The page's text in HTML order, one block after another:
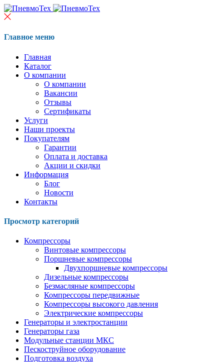
Главное меню
Главная
Каталог
О компании
О компании
Вакансии
Отзывы
Сертификаты
Услуги
Наши проекты
Покупателям
Гарантии
Оплата и доставка
Акции и скидки
Информация
Блог
Новости
Контакты
Просмотр категорий
Компрессоры
Винтовые компрессоры
Поршневые компрессоры
Двухпоршневые компрессоры
Дизельные компрессоры
Безмасляные компрессоры
Компрессоры передвижные
Компрессоры высокого давления
Электрические компрессоры
Генераторы и электростанции
Генераторы газа
Модульные станции МКС
Пескоструйное оборудование
Подготовка воздуха